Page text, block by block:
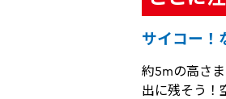
サイコー！
約5mの高さ
出に残そう！